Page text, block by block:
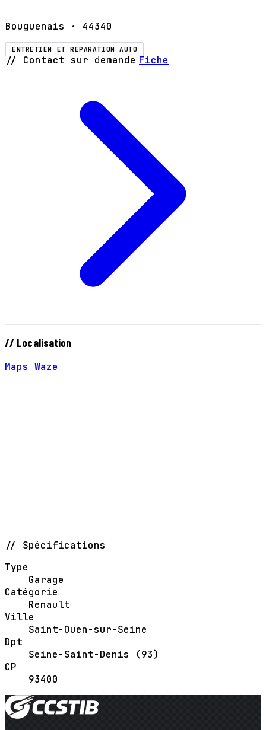
Bouguenais · 44340
ENTRETIEN ET RÉPARATION AUTO
// Contact sur demande Fiche
// Localisation
Maps Waze
// Spécifications
Type
Garage
Catégorie
Renault
Ville
Saint-Ouen-sur-Seine
Dpt
Seine-Saint-Denis (93)
CP
93400